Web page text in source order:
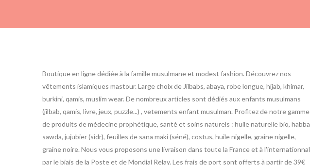
Boutique en ligne dédiée à la famille musulmane et modest fashion. Découvrez nos
vêtements islamiques mastour. Large choix de Jilbabs, abaya, robe longue, hijab, khimar,
burkini, qamis, muslim wear. De nombreux articles sont dédiés aux enfants musulmans
(jilbab, qamis, livre, jeux, puzzle...) , vetements enfant musulman. Profitez de notre gamme
de produits de médecine prophétique, santé et soins naturels : huile naturelle bio, habba
sawda, jujubier (sidr), feuilles de sana maki (séné), costus, huile nigelle, graine nigelle,
graine noire. Nous vous proposons une livraison dans toute la France et à l'internationnal
par le biais de la Poste et de Mondial Relay. Les frais de port sont offerts à partir de 39€